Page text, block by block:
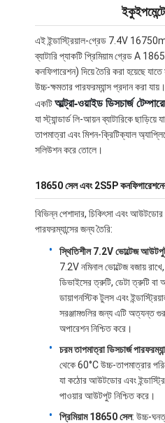
এই ইন্ডাস্ট্রিয়াল-গ্রেড 7.4V
ব্যাটারি প্যাকটি প্রিমিয়াম গ্রেড A
কনফিগারেশন) দিয়ে তৈরি করা হয়েছে যাতে
উচ্চ-ক্ষমতার পারফরম্যান্স প্রদান করা
একটিআল্ট্রা-ওয়াইড ডিসচার্জ
যা স্ট্যান্ডার্ড লি-আয়ন ব্যাটারিকে ছাড়িয়ে
তাপমাত্রা এবং মিশন-ক্রিটিক্যাল
সলিউশন করে তোলে।
18650 সেল এবং 2S5P
বিভিন্ন পেশাদার, চিকিৎসা এবং আউটডোর
পারফরম্যান্সের জন্য তৈরি:
স্থিতিশীল 7.2V ভোল্টেজ
7.2V নমিনাল ভোল্টেজ বজায়
ডিভাইসের ত্রুটি, ডেটা ত্রুটি বা
ডায়াগনস্টিক টুলস এবং
সরঞ্জামগুলির জন্য এটি অত্যন্ত
অপারেশন নিশ্চিত করে।
চরম তাপমাত্রা ডিসচার্জ
থেকে 60°C উচ্চ-তাপমাত্রার
যা কঠোর আউটডোর এবং
পাওয়ার আউটপুট নিশ্চিত করে।
প্রিমিয়াম 18650 সেল: উচ্চ-